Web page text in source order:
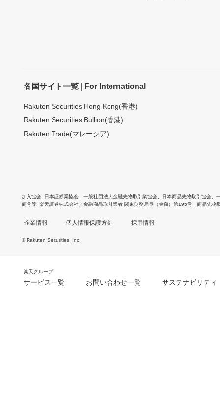
各国サイト一覧 | For International
Rakuten Securities Hong Kong(香港)
Rakuten Securities Bullion(香港)
Rakuten Trade(マレーシア)
加入協会 日本証券業協会 一般社団法人金融先物取引業協会 日本商品先物取引協会
商号等 楽天証券株式会社／金融商品取引業者 関東財務局長（金商）第195号、商品先物
企業情報 個人情報保護方針 採用情報
© Rakuten Securities, Inc.
楽天グループ
サービス一覧 お問い合わせ一覧 サステナビリティ